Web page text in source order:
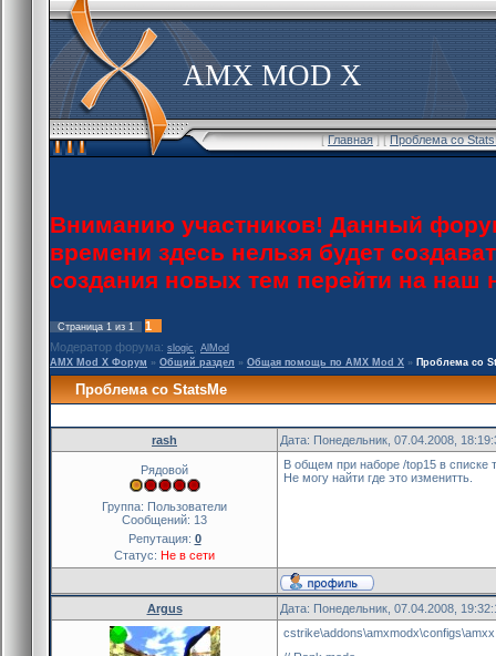
AMX MOD X
[Главная] [Проблема со
Вниманию участников! Данный
времени здесь нельзя будет
создания новых тем перейти на
Страница 1 из 1
1
Модератор форума: slogic
AlMod
AMX Mod X Форум » Общий раздел » Общая помощь по AMX Mod X » Проблема со
Проблема со StatsMe
rash Дата: Понедельник, 07.04.2008,
Рядовой
Группа: Пользователи
Сообщений: 13
Репутация: 0
Статус: Не в сети
В общем при наборе /top15 в списке
Не могу найти где это изменитть.
Argus Дата: Понедельник, 07.04.2008,